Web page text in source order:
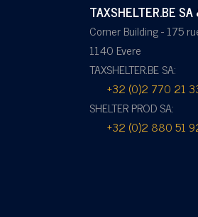
TAXSHELTER.BE
Corner Building - 175
1140 Evere
TAXSHELTER.BE SA:
+32 (0)2 770 21
SHELTER PROD SA:
+32 (0)2 880 51